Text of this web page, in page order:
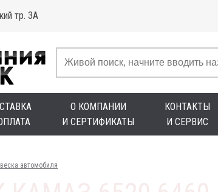
тр. 3А
О КОМПАНИИ
И СЕРТИФИКАТЫ
КОНТАКТЫ
И СЕРВИС
автомобиля